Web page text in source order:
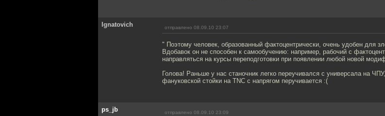
Ignatovich отправлено 08.09.10 23:07
" Поэтому человек, образованный фактоцентрически, очень удобен для
Вдобавок он не способен к самообучению: например, рабочий с
направляться на курсы переподготовки при появлении любой новой
Голова! Раньше у нас станочник легко переучивался с универсала на
фануковской стойки на TNC с напрягом перучивается :(
ps_jb отправлено 08.09.10 23:09